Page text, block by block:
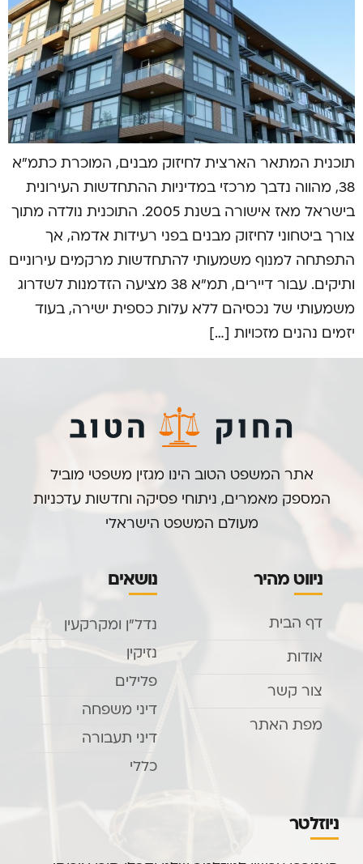
תוכנית המתאר הארצית לחיזוק מבנים, המוכרת כתמ”א
38, מהווה נדבך מרכזי במדיניות ההתחדשות העירונית
בישראל מאז אישורה בשנת 2005. התוכנית נולדה מתוך
צורך ביטחוני לחיזוק מבנים בפני רעידות אדמה, אך
התפתחה למנוף משמעותי להתחדשות מרקמים עירוניים
ותיקים. עבור דיירים, תמ”א 38 מציעה הזדמנות לשדרוג
משמעותי של נכסיהם ללא עלות כספית ישירה, בעוד
יזמים נהנים מזכויות […]
אתר המשפט הטוב הינו מגזין משפטי מוביל
המספק מאמרים, ניתוחי פסיקה וחדשות עדכניות
מעולם המשפט הישראלי
ניווט מהיר
דף הבית
אודות
צור קשר
מפת האתר
נושאים
נדל”ן ומקרקעין
נזיקין
פלילים
דיני משפחה
דיני תעבורה
כללי
ניוזלטר